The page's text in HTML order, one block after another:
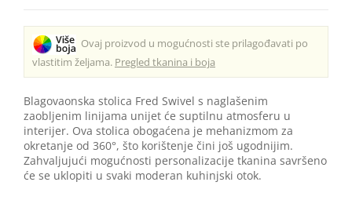
Ovaj proizvod u mogućnosti ste prilagođavati po
vlastitim željama. Pregled tkanina i boja
Blagovaonska stolica Fred Swivel s naglašenim
zaobljenim linijama unijet će suptilnu atmosferu u
interijer. Ova stolica obogaćena je mehanizmom za
okretanje od 360°, što korištenje čini još ugodnijim.
Zahvaljujući mogućnosti personalizacije tkanina savršeno
će se uklopiti u svaki moderan kuhinjski otok.